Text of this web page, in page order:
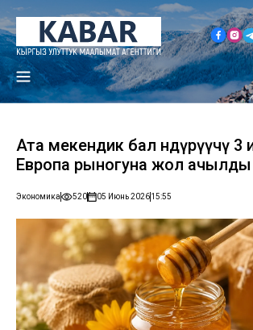
Ата мекендик бал өндүрүүчү 3
Европа рыногуна жол ачылды
Экономика 520 05 Июнь 202615:55